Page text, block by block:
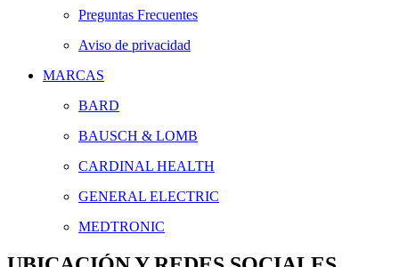
Preguntas Frecuentes
Aviso de privacidad
MARCAS
BARD
BAUSCH & LOMB
CARDINAL HEALTH
GENERAL ELECTRIC
MEDTRONIC